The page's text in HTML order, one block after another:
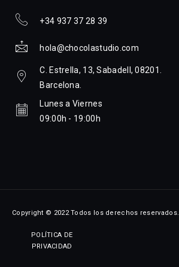
+34 937 37 28 39
hola@chocolastudio.com
C. Estrella, 13, Sabadell, 08201.
Barcelona.
Lunes a Viernes
09:00h - 19:00h
Copyright © 2022 Todos los derechos reservados.
POLÍTICA DE
PRIVACIDAD